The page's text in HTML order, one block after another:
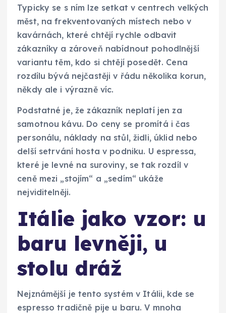
Typicky se s ním lze setkat v centrech velkých
měst, na frekventovaných místech nebo v
kavárnách, které chtějí rychle odbavit
zákazníky a zároveň nabídnout pohodlnější
variantu těm, kdo si chtějí posedět. Cena
rozdílu bývá nejčastěji v řádu několika korun,
někdy ale i výrazně víc.
Podstatné je, že zákazník neplatí jen za
samotnou kávu. Do ceny se promítá i čas
personálu, náklady na stůl, židli, úklid nebo
delší setrvání hosta v podniku. U espressa,
které je levné na suroviny, se tak rozdíl v
ceně mezi „stojím“ a „sedím“ ukáže
nejviditelněji.
Itálie jako vzor: u
baru levněji, u
stolu dráž
Nejznámější je tento systém v Itálii, kde se
espresso tradičně pije u baru. V mnoha